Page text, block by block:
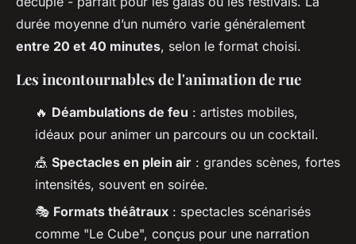
durée moyenne d’un numéro varie généralement
entre 20 et 40 minutes, selon le format choisi.
Les incontournables de l'animation de rue
🔥 Déambulations de feu : artistes mobiles,
idéaux pour animer un parcours ou un cocktail.
🎪 Spectacles en plein air : grandes scènes, fortes
intensités, souvent en soirée.
🎭 Formats théâtraux : spectacles scénarisés
comme "Le Cube", conçus pour une narration